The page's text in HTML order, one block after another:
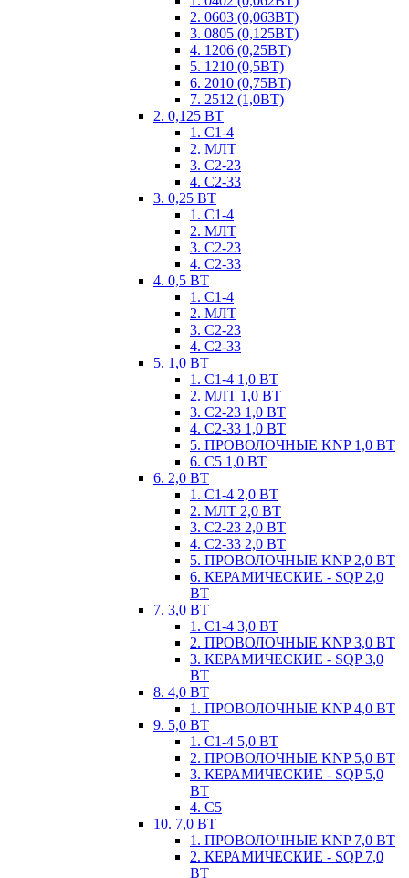
2. 0603 (0,063ВТ)
3. 0805 (0,125ВТ)
4. 1206 (0,25ВТ)
5. 1210 (0,5ВТ)
6. 2010 (0,75ВТ)
7. 2512 (1,0ВТ)
2. 0,125 ВТ
1. С1-4
2. МЛТ
3. С2-23
4. С2-33
3. 0,25 ВТ
1. С1-4
2. МЛТ
3. С2-23
4. С2-33
4. 0,5 ВТ
1. С1-4
2. МЛТ
3. С2-23
4. С2-33
5. 1,0 ВТ
1. С1-4 1,0 ВТ
2. МЛТ 1,0 ВТ
3. С2-23 1,0 ВТ
4. С2-33 1,0 ВТ
5. ПРОВОЛОЧНЫЕ KNP 1,0 ВТ
6. С5 1,0 ВТ
6. 2,0 ВТ
1. С1-4 2,0 ВТ
2. МЛТ 2,0 ВТ
3. С2-23 2,0 ВТ
4. С2-33 2,0 ВТ
5. ПРОВОЛОЧНЫЕ KNP 2,0 ВТ
6. КЕРАМИЧЕСКИЕ - SQP 2,0
ВТ
7. 3,0 ВТ
1. С1-4 3,0 ВТ
2. ПРОВОЛОЧНЫЕ KNP 3,0 ВТ
3. КЕРАМИЧЕСКИЕ - SQP 3,0
ВТ
8. 4,0 ВТ
1. ПРОВОЛОЧНЫЕ KNP 4,0 ВТ
9. 5,0 ВТ
1. С1-4 5,0 ВТ
2. ПРОВОЛОЧНЫЕ KNP 5,0 ВТ
3. КЕРАМИЧЕСКИЕ - SQP 5,0
ВТ
4. С5
10. 7,0 ВТ
1. ПРОВОЛОЧНЫЕ KNP 7,0 ВТ
2. КЕРАМИЧЕСКИЕ - SQP 7,0
ВТ